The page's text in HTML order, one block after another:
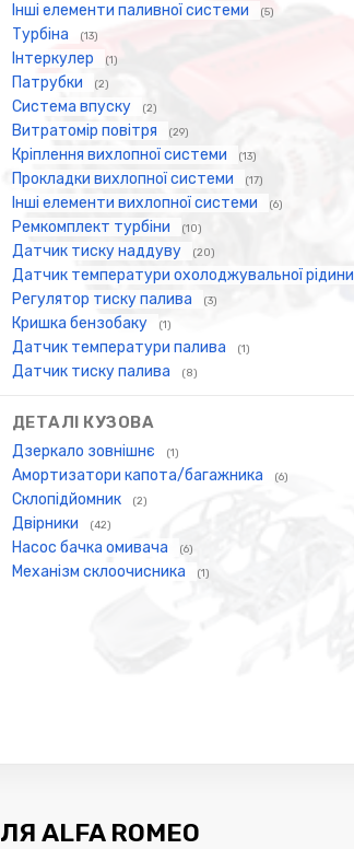
Інші елементи паливної системи (5)
Турбіна (13)
Інтеркулер (1)
Патрубки (2)
Система впуску (2)
Витратомір повітря (29)
Кріплення вихлопної системи (13)
Прокладки вихлопної системи (17)
Інші елементи вихлопної системи (6)
Ремкомплект турбіни (10)
Датчик тиску наддуву (20)
Датчик температури охолоджувальної рідини
Регулятор тиску палива (3)
Кришка бензобаку (1)
Датчик температури палива (1)
Датчик тиску палива (8)
ДЕТАЛІ КУЗОВА
Дзеркало зовнішнє (1)
Амортизатори капота/багажника (6)
Склопідйомник (2)
Двірники (42)
Насос бачка омивача (6)
Механізм склоочисника (1)
ALFA ROMEO